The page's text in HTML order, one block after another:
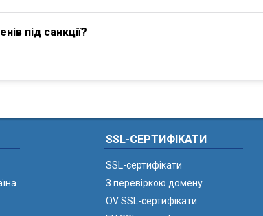
під санкції?
SSL-СЕРТИФІКАТИ
SSL-сертифікати
З перевіркою домену
OV SSL-сертифікати